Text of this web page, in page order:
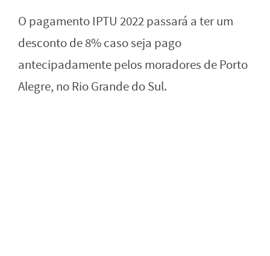
O pagamento IPTU 2022 passará a ter um
desconto de 8% caso seja pago
antecipadamente pelos moradores de Porto
Alegre, no Rio Grande do Sul.